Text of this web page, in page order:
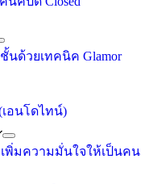
นด้วยเทคนิค Glamor
เอนโดไทน์)
พิ่มความมั่นใจให้เป็นคน